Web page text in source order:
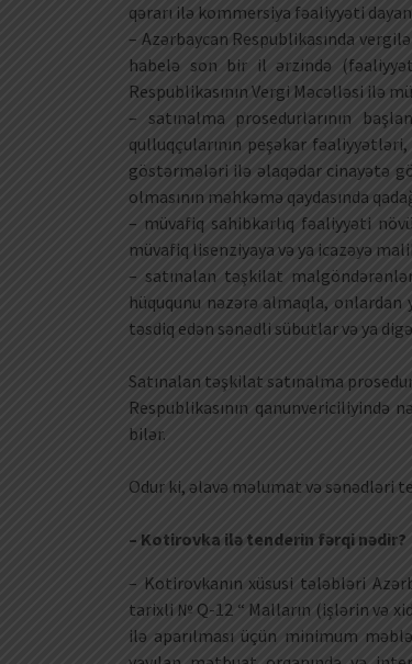
qərarı ilə kommersiya fəaliyyəti
– Azərbaycan Respublikasında
habelə son bir il ərzində
Respublikasının Vergi Məcəlləsi ilə
– satınalma prosedurlarının
qulluqçularının peşəkar
göstərmələri ilə əlaqədar cinayətə
olmasının məhkəmə qaydasında
– müvafiq sahibkarlıq fəaliyyəti
müvafiq lisenziyaya və ya icazəyə
– satınalan təşkilat
hüququnu nəzərə almaqla,
təsdiq edən sənədli sübutlar və ya
Satınalan təşkilat satınalma
Respublikasının qanunvericiliyində
bilər.
Odur ki, əlavə məlumat və sənədləri
– Kotirovka ilə tenderin fərqi nədir?
– Kotirovkanın xüsusi tələbləri
tarixli № Q-12 “ Malların (işlərin və
ilə aparılması üçün minimum